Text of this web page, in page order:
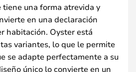
tiene una forma atrevida y
en una declaración
habitación. Oyster está
variantes, lo que le permite
se adapte perfectamente a su
único lo convierte en un